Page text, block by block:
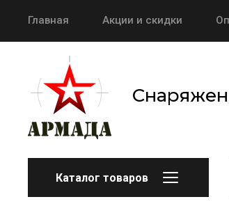
Главная Акции и скидки
Каталог товаров